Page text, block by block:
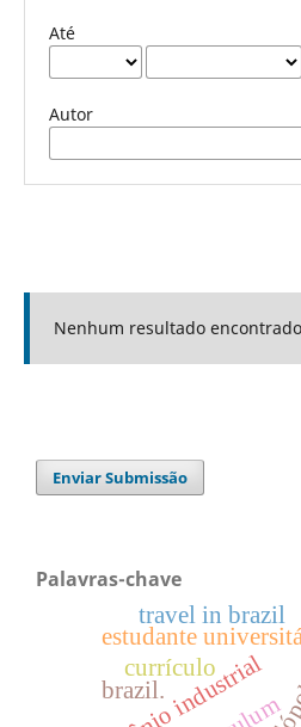
Até
Autor
Nenhum resultado encontrado
Enviar Submissão
Palavras-chave
currículo
brazil.
estudante
travel in brazil